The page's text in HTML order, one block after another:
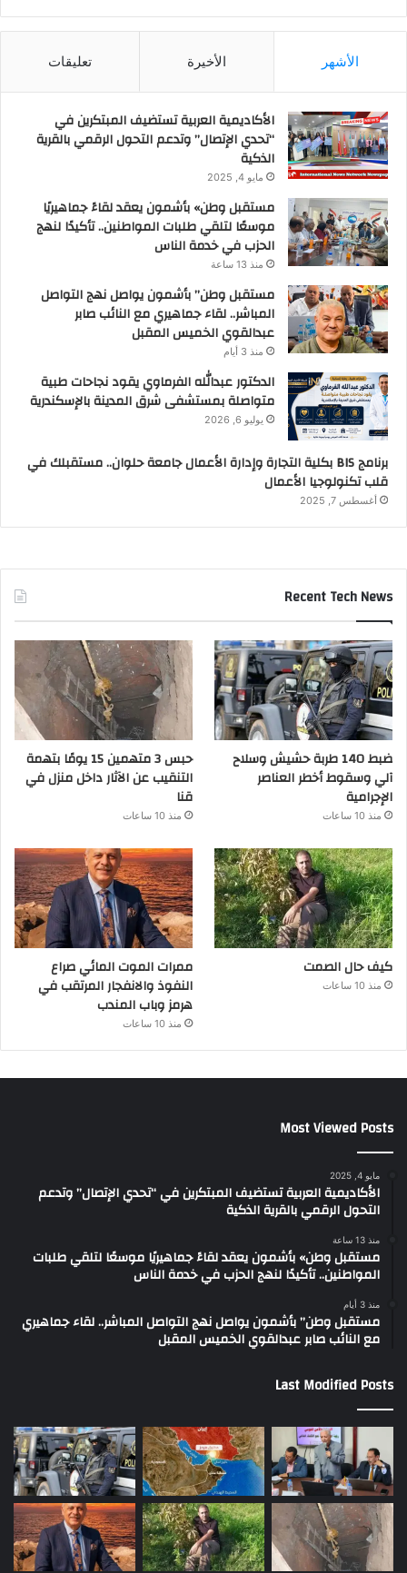
الأشهر الأخيرة تعليقات
الأكاديمية العربية تستضيف المبتكرين في
“تحدي الإتصال” وتدعم التحول الرقمي بالقرية
الذكية
مايو 4, 2025
مستقبل وطن» بأشمون يعقد لقاءً جماهيريًا
موسعًا لتلقي طلبات المواطنين.. تأكيدًا لنهج
الحزب في خدمة الناس
منذ 13 ساعة
مستقبل وطن” بأشمون يواصل نهج التواصل
المباشر.. لقاء جماهيري مع النائب صابر
عبدالقوي الخميس المقبل
منذ 3 أيام
الدكتور عبدالله الفرماوي يقود نجاحات طبية
متواصلة بمستشفى شرق المدينة بالإسكندرية
يوليو 6, 2026
برنامج BIS بكلية التجارة وإدارة الأعمال جامعة حلوان.. مستقبلك في
قلب تكنولوجيا الأعمال
أغسطس 7, 2025
Recent Tech News
ضبط 140 طربة حشيش وسلاح
آلي وسقوط أخطر العناصر
الإجرامية
منذ 10 ساعات
حبس 3 متهمين 15 يومًا بتهمة
التنقيب عن الآثار داخل منزل في
قنا
منذ 10 ساعات
كيف حال الصمت
منذ 10 ساعات
ممرات الموت المائي صراع
النفوذ والانفجار المرتقب في
هرمز وباب المندب
منذ 10 ساعات
Most Viewed Posts
مايو 4, 2025
الأكاديمية العربية تستضيف المبتكرين في “تحدي الإتصال” وتدعم
التحول الرقمي بالقرية الذكية
منذ 13 ساعة
مستقبل وطن» بأشمون يعقد لقاءً جماهيريًا موسعًا لتلقي طلبات
المواطنين.. تأكيدًا لنهج الحزب في خدمة الناس
منذ 3 أيام
مستقبل وطن” بأشمون يواصل نهج التواصل المباشر.. لقاء جماهيري
مع النائب صابر عبدالقوي الخميس المقبل
Last Modified Posts